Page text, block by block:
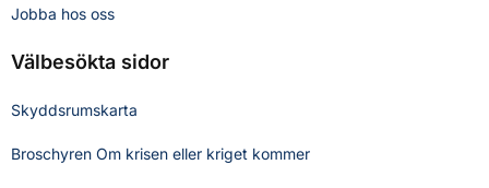
Jobba hos oss
Välbesökta sidor
Skyddsrumskarta
Broschyren Om krisen eller kriget kommer